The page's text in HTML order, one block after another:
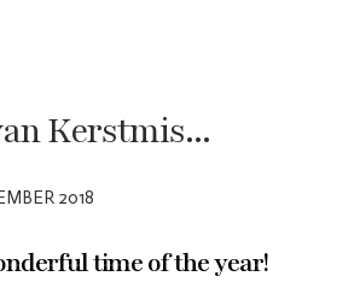
Kerstmis...
2018
time of the year!